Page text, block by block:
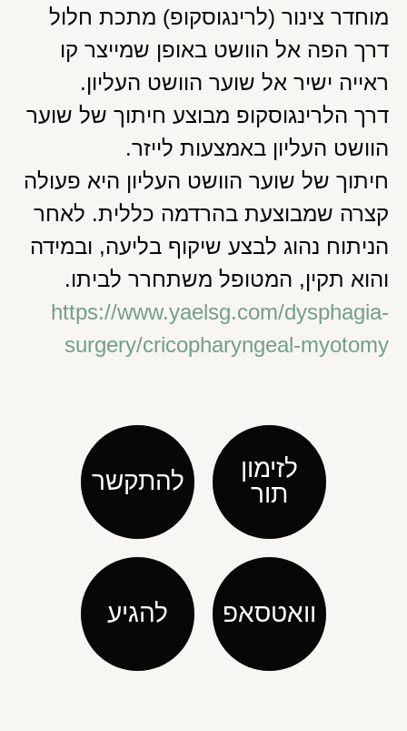
מוחדר צינור (לרינגוסקופ) מתכת חלול
דרך הפה אל הוושט באופן שמייצר קו
ראייה ישיר אל שוער הוושט העליון.
דרך הלרינגוסקופ מבוצע חיתוך של שוער
הוושט העליון באמצעות לייזר.
חיתוך של שוער הוושט העליון היא פעולה
קצרה שמבוצעת בהרדמה כללית. לאחר
הניתוח נהוג לבצע שיקוף בליעה, ובמידה
והוא תקין, המטופל משתחרר לביתו.
https://www.yaelsg.com/dysphagia-
surgery/cricopharyngeal-myotomy
לזימון
תור
להתקשר
וואטסאפ להגיע